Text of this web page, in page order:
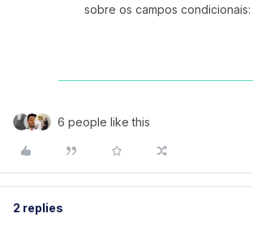
sobre os campos condicionais:
6 people like this
2 replies